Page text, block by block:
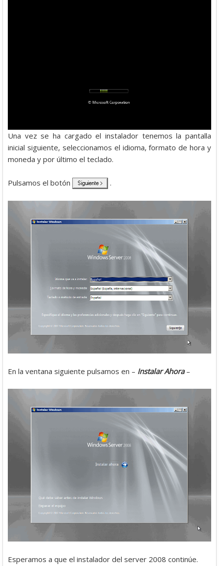
Una vez se ha cargado el instalador tenemos la pantalla
inicial siguiente, seleccionamos el idioma, formato de hora y
moneda y por último el teclado.
Pulsamos el botón .
En la ventana siguiente pulsamos en – Instalar Ahora–
Esperamos a que el instalador del server 2008 continúe.